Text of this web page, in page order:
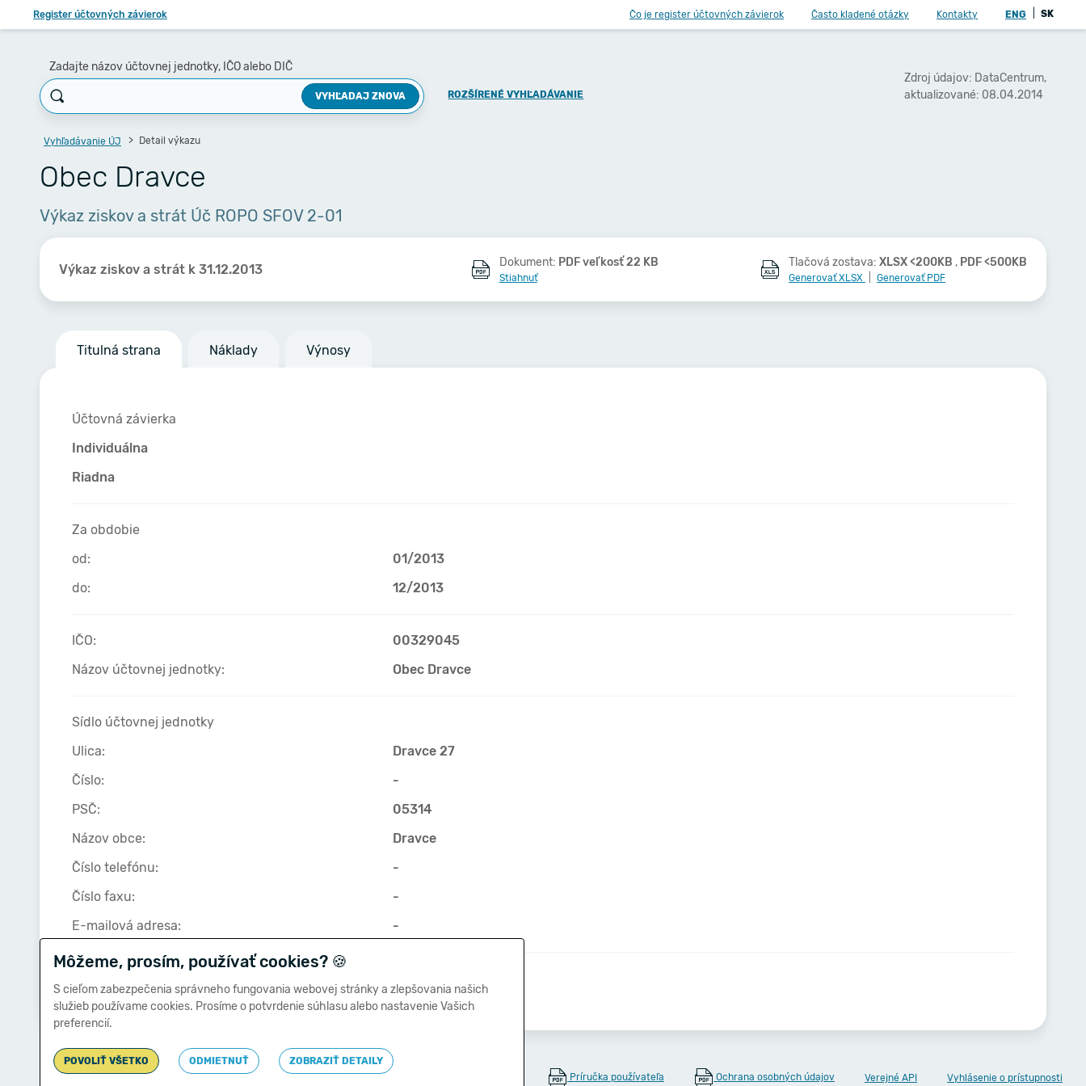
Register účtovných závierok Čo je register účtovných závierok Často kladené otázky Kontakty ENG SK
Zadajte názov účtovnej jednotky, IČO alebo DIČ
VYHĽADAJ ZNOVA ROZŠÍRENÉ VYHĽADÁVANIE
Zdroj údajov: DataCentrum,
aktualizované: 08.04.2014
Vyhľadávanie ÚJ Detail výkazu
Obec Dravce
Výkaz ziskov a strát Úč ROPO SFOV 2-01
Výkaz ziskov a strát k 31.12.2013 Dokument: PDF veľkosť 22 KB
Stiahnuť
Tlačová zostava: XLSX <200KB , PDF <500KB
Generovať XLSX Generovať PDF
Titulná strana Náklady Výnosy
Účtovná závierka
Individuálna
Riadna
Za obdobie
od:
01/2013
do:
12/2013
IČO:
00329045
Názov účtovnej jednotky:
Obec Dravce
Sídlo účtovnej jednotky
Ulica:
Dravce 27
Číslo:
-
PSČ:
05314
Názov obce:
Dravce
Číslo telefónu:
-
Číslo faxu:
-
E-mailová adresa:
-
Môžeme, prosím, používať cookies? 🍪
S cieľom zabezpečenia správneho fungovania webovej stránky a zlepšovania našich
služieb používame cookies. Prosíme o potvrdenie súhlasu alebo nastavenie Vašich
preferencií.
POVOLIŤ VŠETKO ODMIETNUŤ
ZOBRAZIŤ DETAILY
Príručka používateľa Ochrana osobných údajov Verejné API Vyhlásenie o prístupnosti